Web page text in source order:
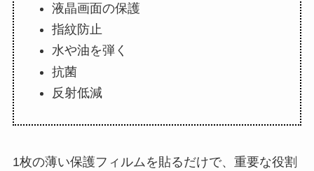
液晶画面の保護
指紋防止
水や油を弾く
抗菌
反射低減
1枚の薄い保護フィルムを貼るだけで、重要な役割